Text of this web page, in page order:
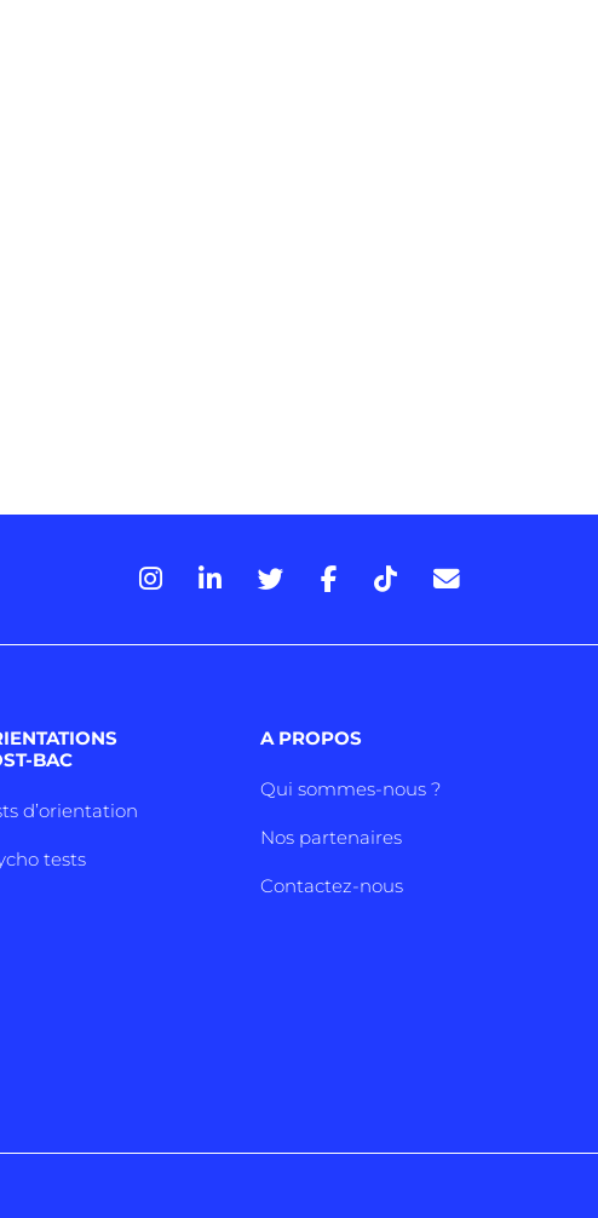
BAC
d’orientation
tests
A PROPOS
Qui sommes-nous ?
Nos partenaires
Contactez-nous